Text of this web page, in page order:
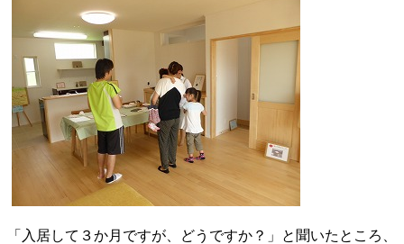
「入居して３か月ですが、どうですか？」と聞いたところ、